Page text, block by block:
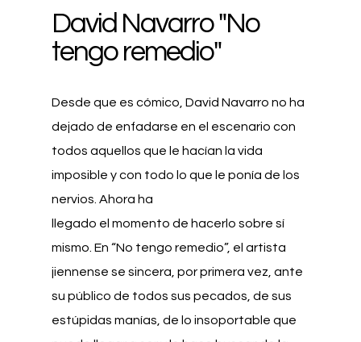
David Navarro "No
tengo remedio"
Desde que es cómico, David Navarro no ha
dejado de enfadarse en el escenario con
todos aquellos que le hacían la vida
imposible y con todo lo que le ponía de los
nervios. Ahora ha
llegado el momento de hacerlo sobre sí
mismo. En “No tengo remedio”, el artista
jiennense se sincera, por primera vez, ante
su público de todos sus pecados, de sus
estúpidas manías, de lo insoportable que